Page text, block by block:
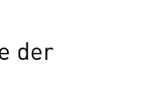
der